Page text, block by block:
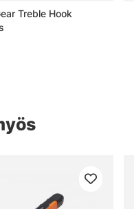
Treble Hook